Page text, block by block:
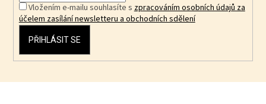
Vložením e-mailu souhlasíte s zpracováním osobních údajů za
účelem zasílání newsletteru a obchodních sdělení
PŘIHLÁSIT SE